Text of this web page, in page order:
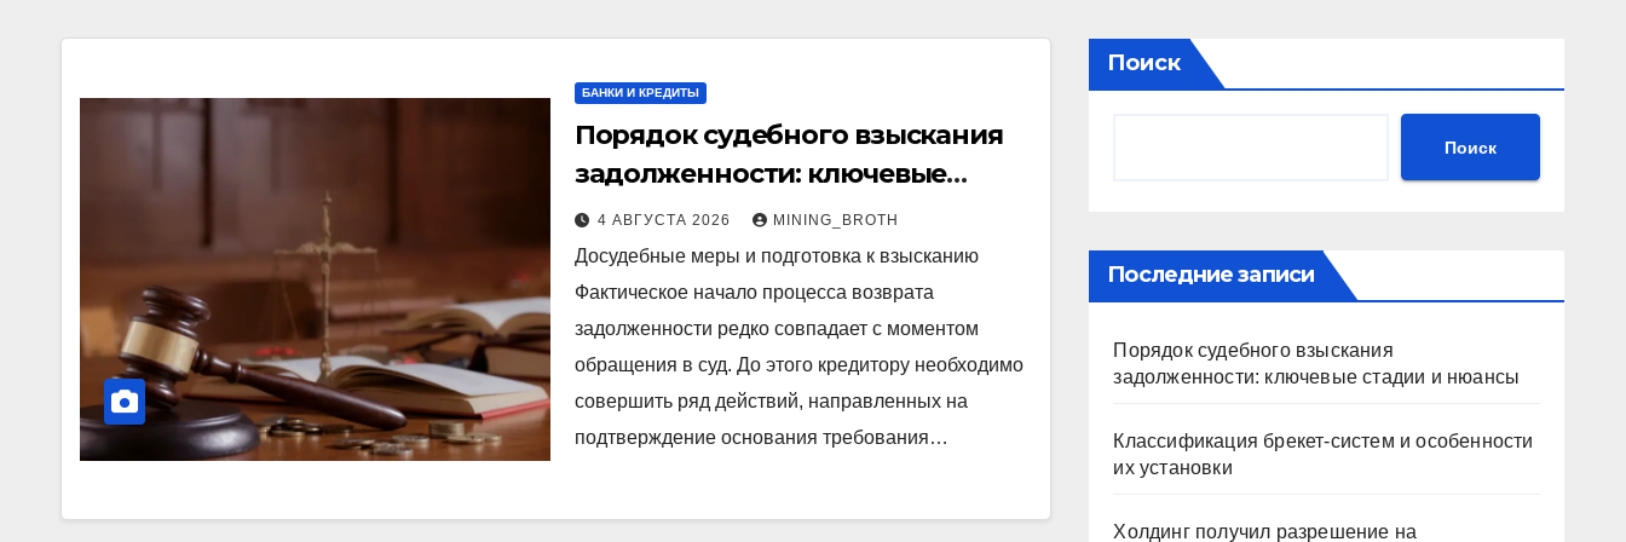
БАНКИ И КРЕДИТЫ
Порядок судебного взыскания
задолженности: ключевые
стадии и нюансы
4 АВГУСТА 2026 MINING_BROTH
Досудебные меры и подготовка к взысканию
Фактическое начало процесса возврата
задолженности редко совпадает с моментом
обращения в суд. До этого кредитору необходимо
совершить ряд действий, направленных на
подтверждение основания требования…
Поиск
Поиск
Последние записи
Порядок судебного взыскания
задолженности: ключевые стадии и нюансы
Классификация брекет-систем и особенности
их установки
Холдинг получил разрешение на